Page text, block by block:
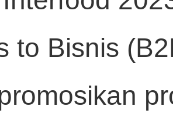
to Bisnis